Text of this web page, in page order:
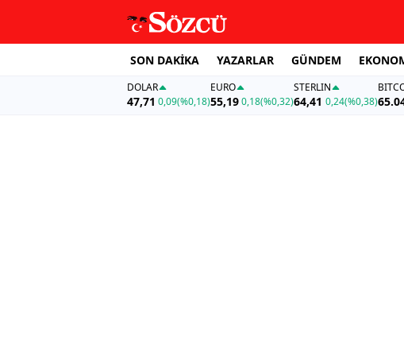
SON DAKİKA YAZARLAR GÜNDEM
DOLAR
47,71 0,09(%0,18)
EURO
55,19 0,18(%0,32)
STERLIN
64,41 0,24(%0,38)